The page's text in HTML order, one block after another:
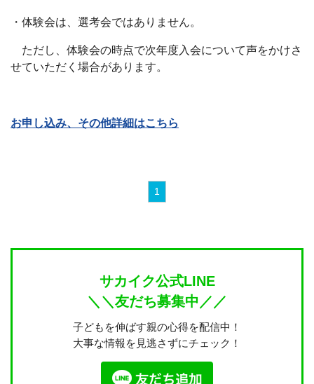
・体験会は、選考会ではありません。
ただし、体験会の時点で次年度入会について声をかけさ
せていただく場合があります。
お申し込み、その他詳細はこちら
1
サカイク公式LINE
＼＼友だち募集中／／
子どもを伸ばす親の心得を配信中！
大事な情報を見逃さずにチェック！